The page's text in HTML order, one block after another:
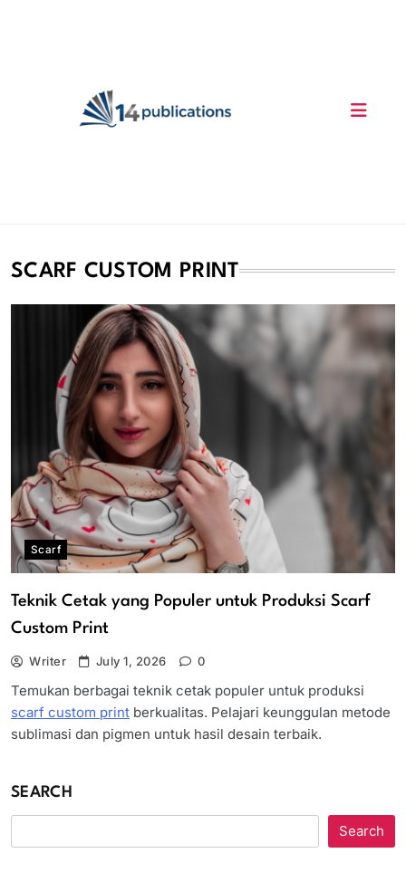
SCARF CUSTOM PRINT
Scarf
Teknik Cetak yang Populer untuk Produksi Scarf
Custom Print
Writer July 1, 2026 0
Temukan berbagai teknik cetak populer untuk produksi
scarf custom print berkualitas. Pelajari keunggulan metode
sublimasi dan pigmen untuk hasil desain terbaik.
SEARCH
Search